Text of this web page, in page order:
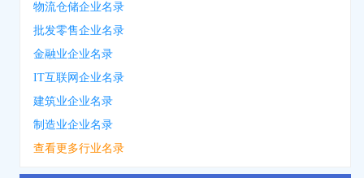
物流仓储企业名录
批发零售企业名录
金融业企业名录
IT互联网企业名录
建筑业企业名录
制造业企业名录
查看更多行业名录